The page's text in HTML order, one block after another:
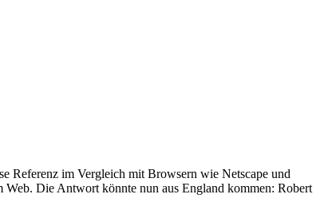
Referenz im Vergleich mit Browsern wie Netscape und
Die Antwort könnte nun aus England kommen: Robert